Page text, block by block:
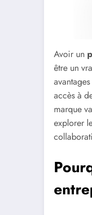
Avoir un
être un
accès à
marque
explorer